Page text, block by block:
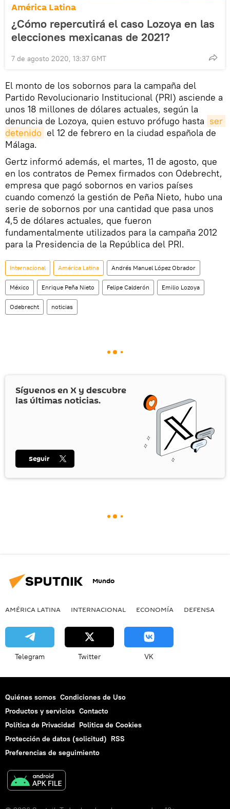
América Latina
¿Cómo repercutirá el caso Lozoya en las
elecciones mexicanas de 2021?
7 de agosto 2020, 13:37 GMT
El monto de los sobornos para la campaña del
Partido Revolucionario Institucional (PRI) asciende a
unos 18 millones de dólares actuales, según la
denuncia de Lozoya, quien estuvo prófugo hasta ser
detenido el 12 de febrero en la ciudad española de
Málaga.
Gertz informó además, el martes, 11 de agosto, que
en los contratos de Pemex firmados con Odebrecht,
empresa que pagó sobornos en varios países
cuando comenzó la gestión de Peña Nieto, hubo una
serie de sobornos por una cantidad que pasa unos
4,5 de dólares actuales, que fueron
fundamentalmente utilizados para la campaña 2012
para la Presidencia de la República del PRI.
Internacional América Latina Andrés Manuel López Obrador
México Enrique Peña Nieto Felipe Calderón Emilio Lozoya
Odebrecht noticias
Síguenos en X y descubre
las últimas noticias.
Seguir
Mundo
AMÉRICA LATINA INTERNACIONAL ECONOMÍA DEFENSA
Telegram Twitter VK
Quiénes somos Condiciones de Uso
Productos y servicios Contacto
Política de Privacidad Politica de Cookies
Protección de datos (solicitud) RSS
Preferencias de seguimiento